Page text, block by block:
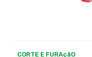
CORTE E FURAçãO